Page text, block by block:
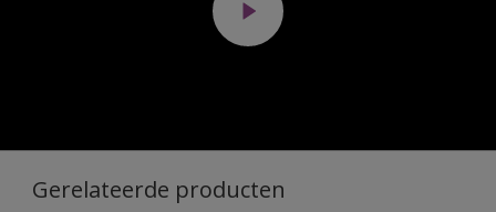
Gerelateerde producten